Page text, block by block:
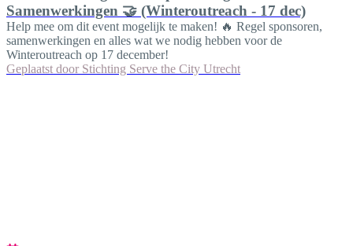
Samenwerkingen 🤝 (Winteroutreach - 17 dec)
Help mee om dit event mogelijk te maken! 🔥 Regel sponsoren,
samenwerkingen en alles wat we nodig hebben voor de
Winteroutreach op 17 december!
Geplaatst door Stichting Serve the City Utrecht